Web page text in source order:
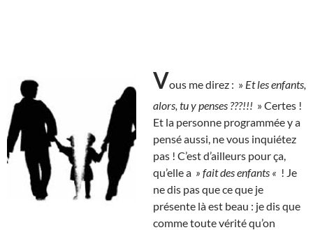
Vous me direz : » Et les enfants,
alors, tu y penses ???!!! » Certes !
Et la personne programmée y a
pensé aussi, ne vous inquiétez
pas ! C’est d’ailleurs pour ça,
qu’elle a » fait des enfants « ! Je
ne dis pas que ce que je
présente là est beau : je dis que
comme toute vérité qu’on